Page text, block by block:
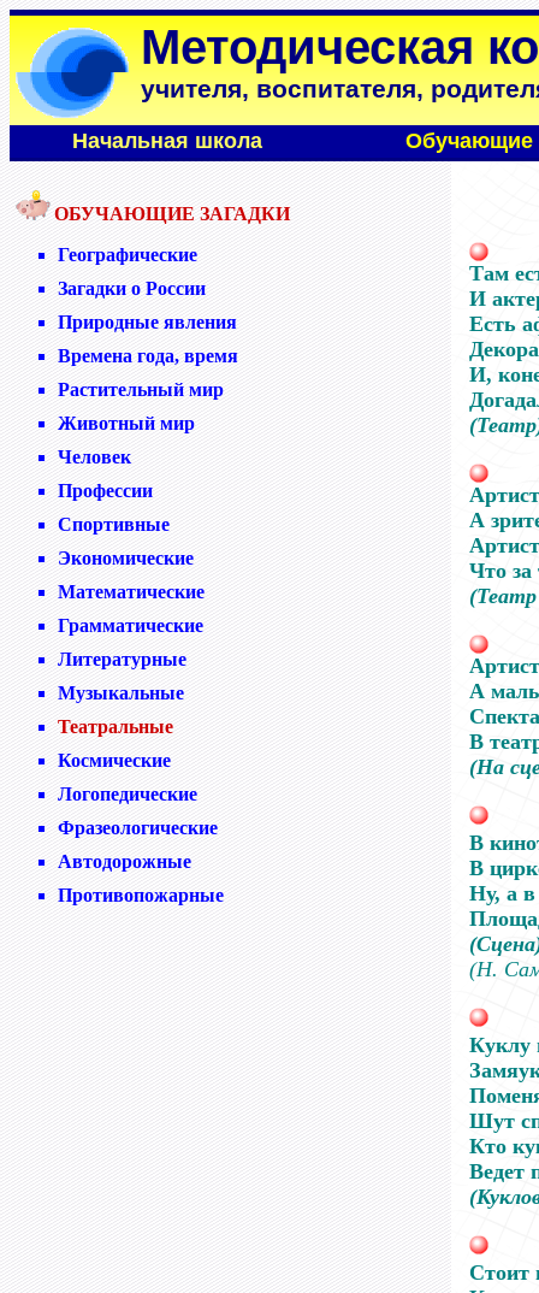
Методическая
учителя, воспитателя,
Начальная школа Обучающие
ОБУЧАЮЩИЕ ЗАГАДКИ
Географические
Загадки о России
Природные явления
Времена года, время
Растительный мир
Животный мир
Человек
Профессии
Спортивные
Экономические
Математические
Грамматические
Литературные
Музыкальные
Театральные
Космические
Логопедические
Фразеологические
Автодорожные
Противопожарные
Там
И
Есть
И,
А
Что за
(Театр
А
В
(На
В
В
Ну, а в
(Н.
Куклу
Шут
Кто
Ведет
Стоит